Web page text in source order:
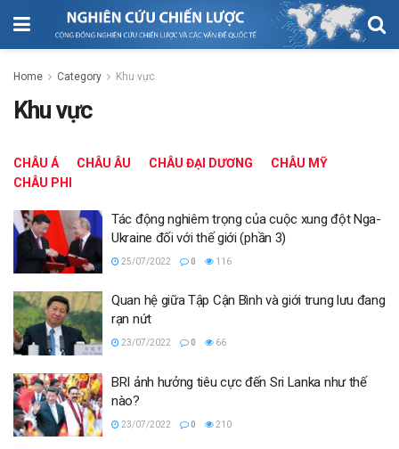
Home Category Khu vực
Khu vực
CHÂU Á CHÂU ÂU CHÂU ĐẠI DƯƠNG
CHÂU MỸ
CHÂU PHI
Tác động nghiêm trọng của cuộc xung đột Nga-
Ukraine đối với thế giới (phần 3)
25/07/2022 0 116
Quan hệ giữa Tập Cận Bình và giới trung lưu đang
rạn nứt
23/07/2022 0 66
BRI ảnh hưởng tiêu cực đến Sri Lanka như thế
nào?
23/07/2022 0 210